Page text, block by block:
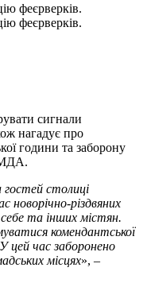
феєрверків.
феєрверків.
сигнали
нагадує про
години та заборону
гостей столиці
новорічно-різдвяних
та інших містян.
комендантської
цей час заборонено
місцях», –